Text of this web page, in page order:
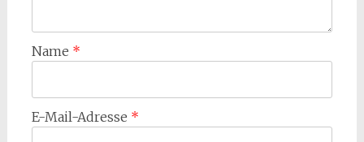
Name *
E-Mail-Adresse *